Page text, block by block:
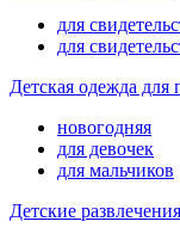
для
для
Детская одежда для
новогодняя
для девочек
для мальчиков
Детские развлечения